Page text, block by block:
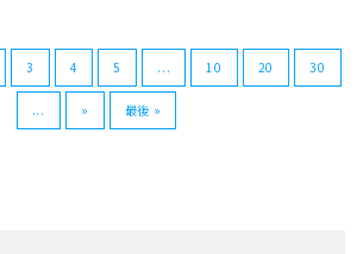
3 4 5 ... 10 20 30
... » 最後 »